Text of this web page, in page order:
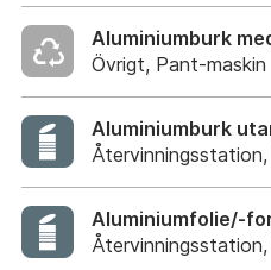
Aluminiumburk
Övrigt, Pant-maskin
Aluminiumburk
Aluminiumfolie/-